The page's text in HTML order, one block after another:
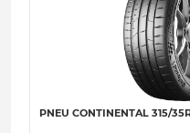
PNEU CONTINENTAL 315/